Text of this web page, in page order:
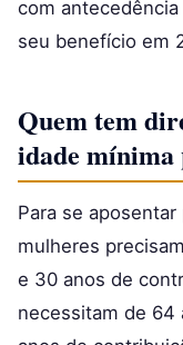
com
seu benefício em
Quem tem
idade mínima
Para se
mulheres
e 30 anos de
necessitam de 64